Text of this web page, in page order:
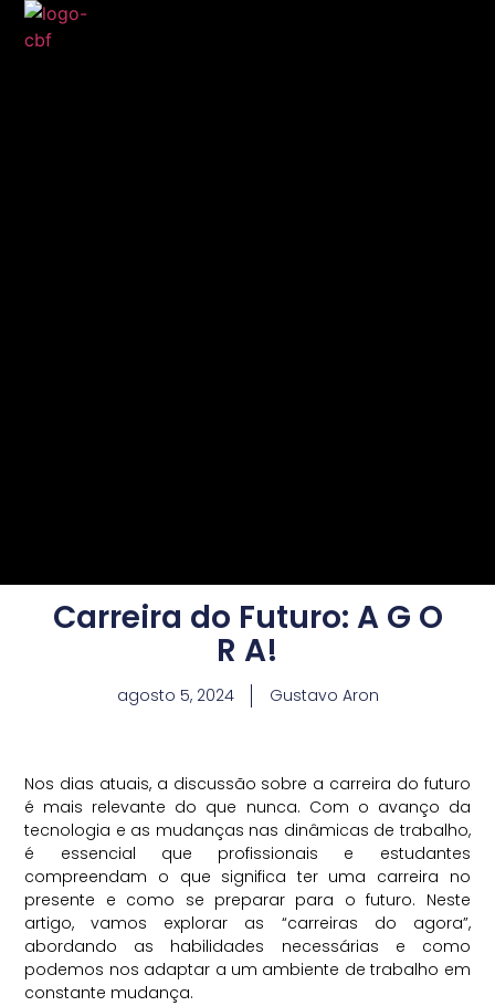
Carreira do Futuro: A G O
R A!
agosto 5, 2024 Gustavo Aron
Nos dias atuais, a discussão sobre a carreira do futuro
é mais relevante do que nunca. Com o avanço da
tecnologia e as mudanças nas dinâmicas de trabalho,
é essencial que profissionais e estudantes
compreendam o que significa ter uma carreira no
presente e como se preparar para o futuro. Neste
artigo, vamos explorar as “carreiras do agora”,
abordando as habilidades necessárias e como
podemos nos adaptar a um ambiente de trabalho em
constante mudança.